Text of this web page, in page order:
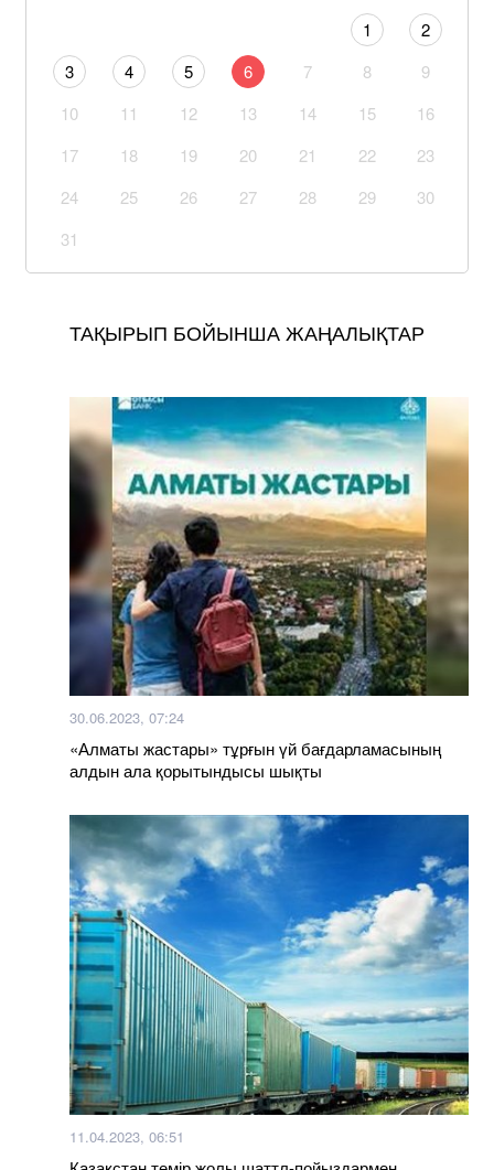
1
2
3
4 5 6 7 8
9
10
11 12 13 14 15
16
17
18 19 20 21 22
23
24
25 26 27 28 29
30
31
ТАҚЫРЫП БОЙЫНША ЖАҢАЛЫҚТАР
30.06.2023, 07:24
«Алматы жастары» тұрғын үй бағдарламасының
алдын ала қорытындысы шықты
11.04.2023, 06:51